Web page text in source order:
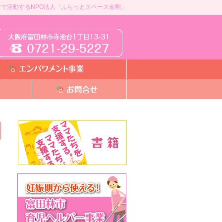
動するNPO法人「ふらっとスペース金剛」